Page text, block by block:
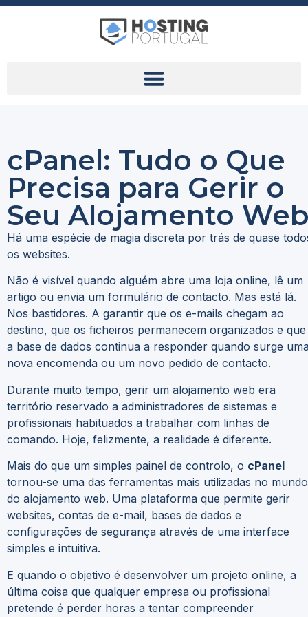
cPanel: Tudo o Que
Precisa para Gerir o
Seu Alojamento Web
Há uma espécie de magia discreta por trás de quase
os websites.
Não é visível quando alguém abre uma loja online, lê um
artigo ou envia um formulário de contacto. Mas está lá.
Nos bastidores. A garantir que os e-mails chegam ao
destino, que os ficheiros permanecem organizados e que
a base de dados continua a responder quando surge
nova encomenda ou um novo pedido de contacto.
Durante muito tempo, gerir um alojamento web era
território reservado a administradores de sistemas e
profissionais habituados a trabalhar com linhas de
comando. Hoje, felizmente, a realidade é diferente.
Mais do que um simples painel de controlo, o cPanel
tornou-se uma das ferramentas mais utilizadas no mundo
do alojamento web. Uma plataforma que permite gerir
websites, contas de e-mail, bases de dados e
configurações de segurança através de uma interface
simples e intuitiva.
E quando o objetivo é desenvolver um projeto online, a
última coisa que qualquer empresa ou profissional
pretende é perder horas a tentar compreender